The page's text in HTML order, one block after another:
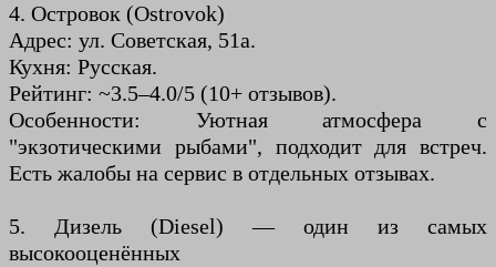
4. Островок (Ostrovok)
Адрес: ул. Советская, 51а.
Кухня: Русская.
Рейтинг: ~3.5–4.0/5 (10+ отзывов).
Особенности: Уютная атмосфера с
"экзотическими рыбами", подходит для встреч.
Есть жалобы на сервис в отдельных отзывах.
5. Дизель (Diesel) — один из самых
высокооценённых